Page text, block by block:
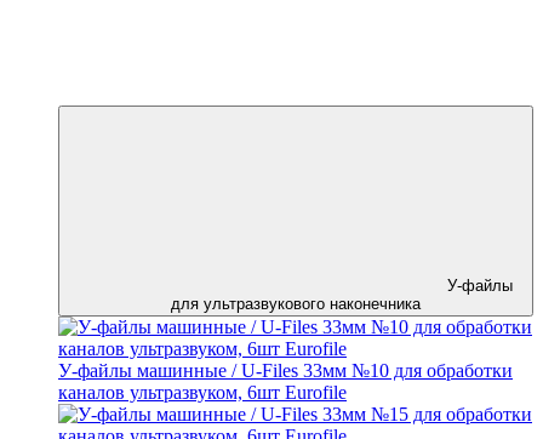
У-файлы
для ультразвукового наконечника
У-файлы машинные / U-Files 33мм №10 для обработки
каналов ультразвуком, 6шт Eurofile